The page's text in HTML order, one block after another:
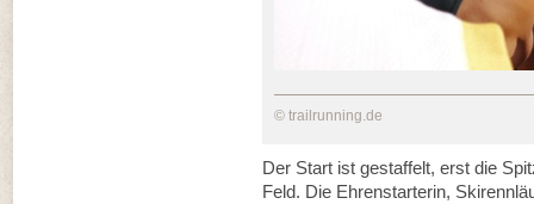
© trailrunning.de
Der Start ist gestaffelt, erst die
Feld. Die Ehrenstarterin,